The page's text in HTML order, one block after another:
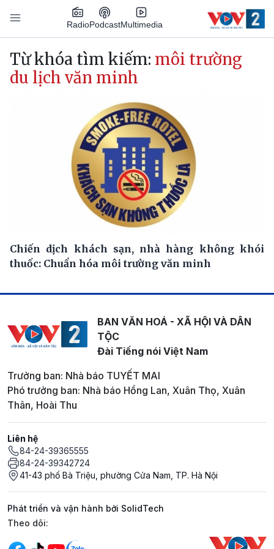
Nhảy đến nội dung
RadioPodcastMultimedia
Main navigation
Từ khóa tìm kiếm: môi trường
du lịch văn minh
Chiến dịch khách sạn, nhà hàng không khói
thuốc: Chuẩn hóa môi trường văn minh
BAN VĂN HOÁ - XÃ HỘI VÀ DÂN
TỘC
Đài Tiếng nói Việt Nam
Trưởng ban: Nhà báo TUYẾT MAI
Phó trưởng ban: Nhà báo Hồng Lan, Xuân Thọ, Xuân
Thân, Hoài Thu
Liên hệ
84-24-39365555
84-24-39342724
41-43 phố Bà Triệu, phường Cửa Nam, TP. Hà Nội
Phát triển và vận hành bởi SolidTech
Mạng xã hội
Theo dõi: